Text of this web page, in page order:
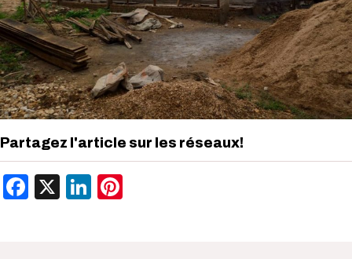
Partagez l'article sur les réseaux!
Facebook
X LinkedIn